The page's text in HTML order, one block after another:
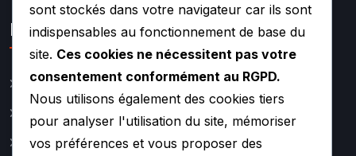
Lien rapide
Catalogue
A propos
sont stockés dans votre navigateur car ils sont
indispensables au fonctionnement de base du
site. Ces cookies ne nécessitent pas votre
consentement conformément au RGPD.
Nous utilisons également des cookies tiers
pour analyser l'utilisation du site, mémoriser
vos préférences et vous proposer des